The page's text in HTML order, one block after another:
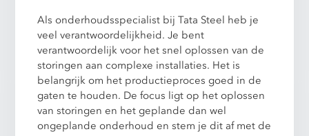
Als onderhoudsspecialist bij Tata Steel heb je
veel verantwoordelijkheid. Je bent
verantwoordelijk voor het snel oplossen van de
storingen aan complexe installaties. Het is
belangrijk om het productieproces goed in de
gaten te houden. De focus ligt op het oplossen
van storingen en het geplande dan wel
ongeplande onderhoud en stem je dit af met de